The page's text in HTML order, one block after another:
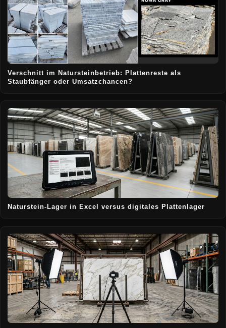
Verschnitt im Natursteinbetrieb: Plattenreste als
Staubfänger oder Umsatzchancen?
Naturstein-Lager in Excel versus digitales Plattenlager